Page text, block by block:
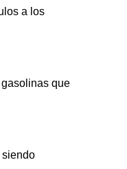
a los
que
siendo